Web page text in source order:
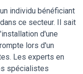
individu bénéficiant
ce secteur. Il sait
d'une
lors d'un
Les experts en
spécialistes